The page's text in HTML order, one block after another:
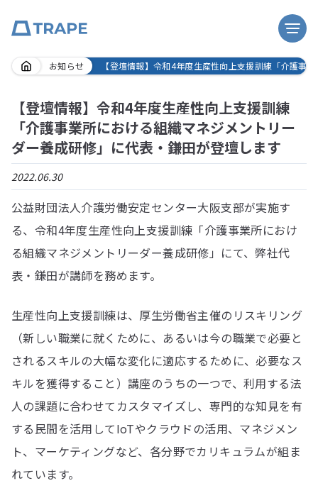
Skip
content
お知らせ 【登壇情報】令和4年度生産性向上支援訓練「介護事
【登壇情報】令和4年度生産性向上支援訓練
「介護事業所における組織マネジメントリー
ダー養成研修」に代表・鎌田が登壇します
2022.06.30
公益財団法人介護労働安定センター大阪支部が実施す
る、令和4年度生産性向上支援訓練「介護事業所におけ
る組織マネジメントリーダー養成研修」にて、弊社代
表・鎌田が講師を務めます。
生産性向上支援訓練は、厚生労働省主催のリスキリング
（新しい職業に就くために、あるいは今の職業で必要と
されるスキルの大幅な変化に適応するために、必要なス
キルを獲得すること）講座のうちの一つで、利用する法
人の課題に合わせてカスタマイズし、専門的な知見を有
する民間を活用してIoTやクラウドの活用、マネジメン
ト、マーケティングなど、各分野でカリキュラムが組ま
れています。